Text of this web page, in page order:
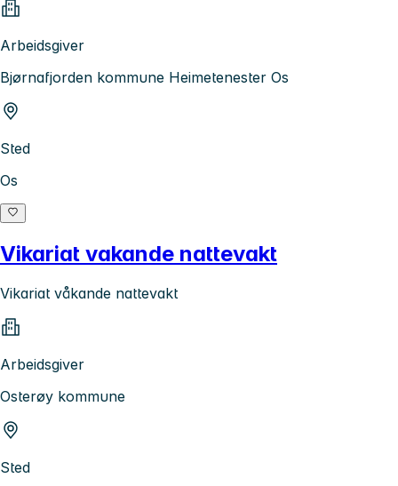
Arbeidsgiver
Bjørnafjorden kommune Heimetenester Os
Sted
Os
Vikariat vakande nattevakt
Vikariat våkande nattevakt
Arbeidsgiver
Osterøy kommune
Sted